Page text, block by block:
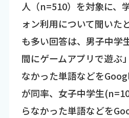
人（n=510）を対象に、
ォン利用について聞いた
も多い回答は、男子中学
間にゲームアプリで遊ぶ
なかった単語などを
が同率、女子中学生
らなかった単語などを